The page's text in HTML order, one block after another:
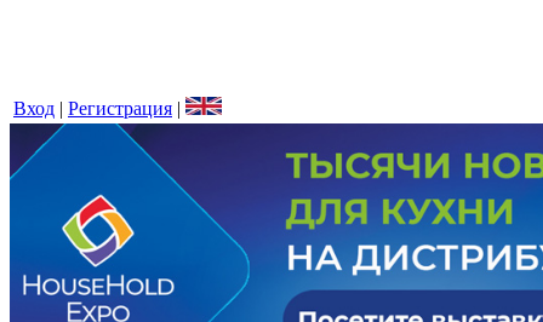
Вход | Регистрация |